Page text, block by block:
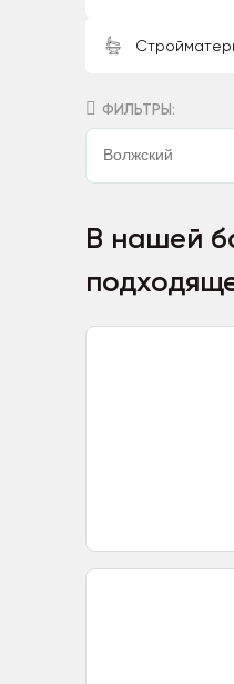
ФИЛЬТРЫ:
В нашей